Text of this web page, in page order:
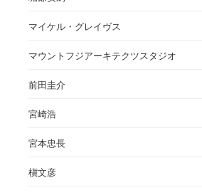
マイケル・グレイヴス
マウントフジアーキテクツスタジオ
前田圭介
宮崎浩
宮本忠長
槇文彦